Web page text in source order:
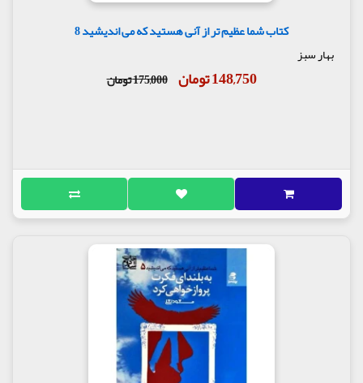
کتاب شما عظیم تر از آنی هستید که می اندیشید 8
بهار سبز
148,750 تومان 175,000 تومان